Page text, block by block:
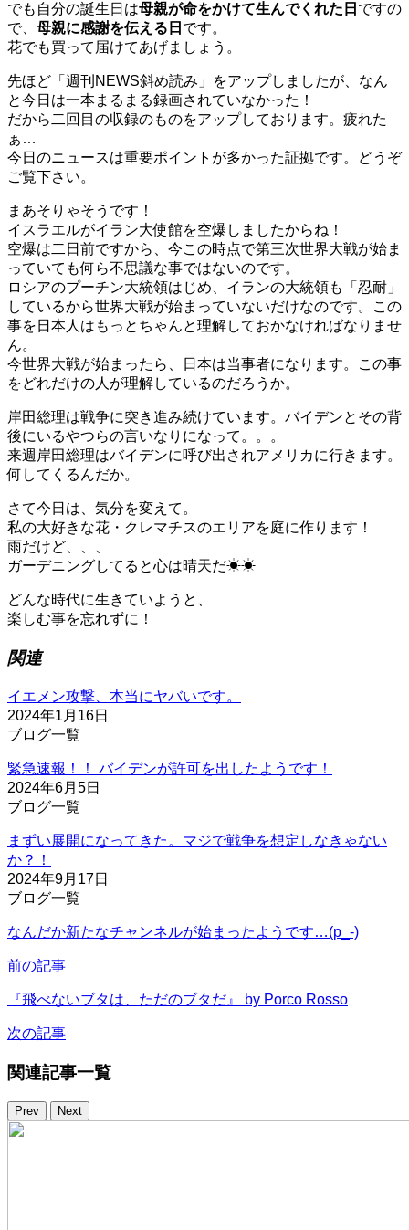
でも自分の誕生日は母親が命をかけて生んでくれた日 ですの
で、 母親に感謝を伝える日 です。
花でも買って届けてあげましょう。
先ほど「週刊NEWS斜め読み」をアップしましたが、なん
と今日は一本まるまる録画されていなかった！
だから二回目の収録のものをアップしております。疲れた
ぁ…
今日のニュースは重要ポイントが多かった証拠です。どうぞ
ご覧下さい。
まあそりゃそうです！
イスラエルがイラン大使館を空爆しましたからね！
空爆は二日前ですから、今この時点で第三次世界大戦が始ま
っていても何ら不思議な事ではないのです。
ロシアのプーチン大統領はじめ、イランの大統領も「忍耐」
しているから世界大戦が始まっていないだけなのです。この
事を日本人はもっとちゃんと理解しておかなければなりませ
ん。
今世界大戦が始まったら、日本は当事者になります。この事
をどれだけの人が理解しているのだろうか。
岸田総理は戦争に突き進み続けています。バイデンとその背
後にいるやつらの言いなりになって。。。
来週岸田総理はバイデンに呼び出されアメリカに行きます。
何してくるんだか。
さて今日は、気分を変えて。
私の大好きな花・クレマチスのエリアを庭に作ります！
雨だけど、、、
ガーデニングしてると心は晴天だ☀☀
どんな時代に生きていようと、
楽しむ事を忘れずに！
関連
イエメン攻撃、本当にヤバいです。
2024年1月16日
ブログ一覧
緊急速報！！ バイデンが許可を出したようです！
2024年6月5日
ブログ一覧
まずい展開になってきた。マジで戦争を想定しなきゃない
か？！
2024年9月17日
ブログ一覧
なんだか新たなチャンネルが始まったようです…(p_-)
前の記事
『飛べないブタは、ただのブタだ』 by Porco Rosso
次の記事
関連記事一覧
Prev Next